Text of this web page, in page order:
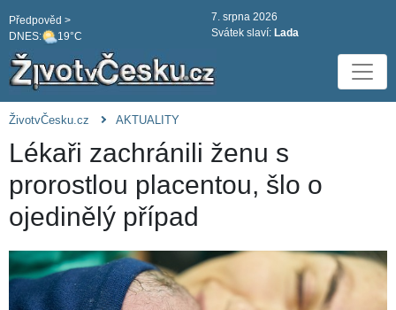
DNES: 19°C
Předpověd >
7. srpna 2026
Svátek slaví: Lada
ŽivotvČesku.cz AKTUALITY
Lékaři zachránili ženu s
prorostlou placentou, šlo o
ojedinělý případ